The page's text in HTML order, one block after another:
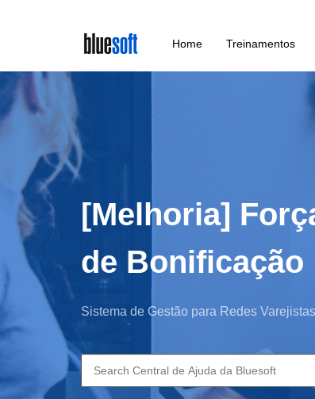
main
content
Home Treinamentos
[Melhoria]
de Bonificação
Sistema de Gestão para Redes
Search
for: